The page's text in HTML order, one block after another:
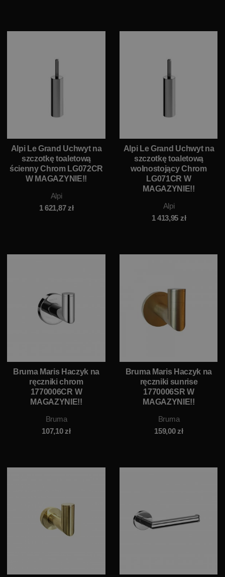
Alpi Le Grand Uchwyt na
szczotkę toaletową
ścienny Chrom LG072CR
W MAGAZYNIE!!
Alpi
1 621,87zł
Alpi Le Grand Uchwyt na
szczotkę toaletową
wolnostojący Chrom
LG071CR W
MAGAZYNIE!!
Alpi
1 413,95 zł
Bruma Maris Haczyk na
ręczniki chrom
1770006CR W
MAGAZYNIE!!
Bruma
107,10zł
Bruma Maris Haczyk na
ręczniki sunrise
1770006SR W
MAGAZYNIE!!
Bruma
159,00zł